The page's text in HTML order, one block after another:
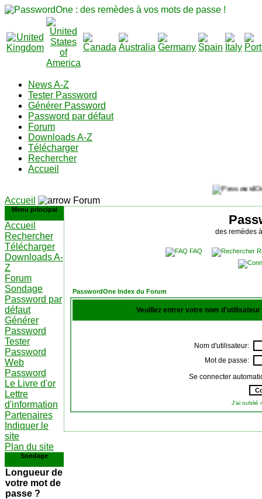
News A-Z
Tester Password
Générer Password
Password par défaut
Forum
Downloads A-Z
Télécharger
Rechercher
Accueil
Accueil Forum
Menu principal
Accueil
Rechercher
Télécharger
Downloads A-
Z
Forum
Sondage
Password par
défaut
Générer
Password
Tester
Password
Web
Password
Le Livre d'or
Lettre
d'information
Partenaires
Indiquer le
site
Plan du site
Sondage
Longueur de
votre mot de
passe ?
des remèdes
FAQ
PasswordOne Index du Forum
Veuillez entrer votre nom
Nom d'utilisateur:
Mot de passe:
Se connecter
J'ai oublié